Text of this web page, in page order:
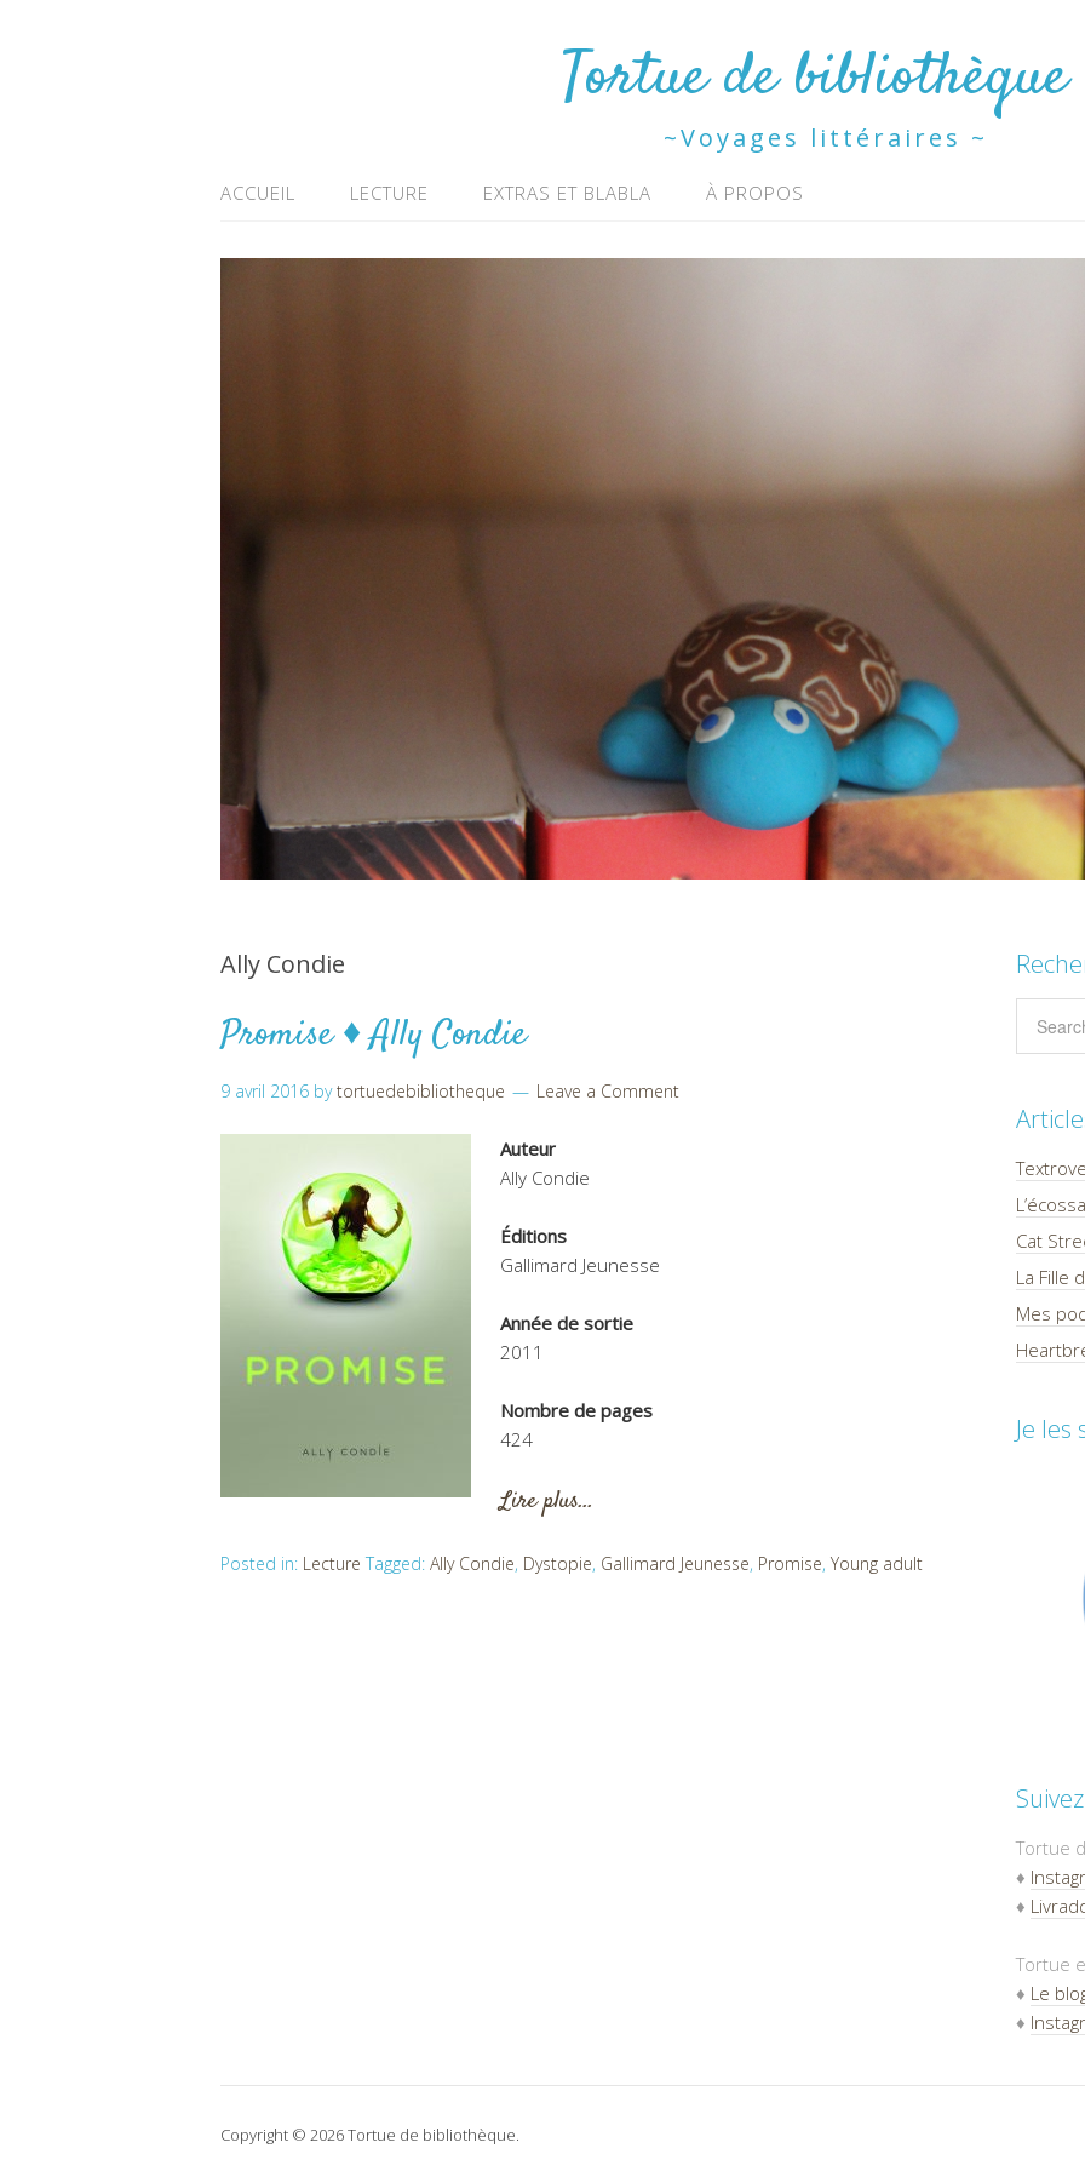
Tortue de bibliothèque
~Voyages littéraires ~
ACCUEIL LECTURE EXTRAS ET BLABLA À PROPOS
Ally Condie
Promise ♦ Ally Condie
9 avril 2016 bytortuedebibliotheque Leave a Comment
Auteur
Ally Condie
Éditions
Gallimard Jeunesse
Année de sortie
2011
Nombre de pages
424
Lire plus…
Posted in: Lecture Tagged: Ally Condie, Dystopie, Gallimard Jeunesse, Promise, Young adult
Cat
La Fille
Mes
Je les
Tortue
♦
♦
Tortue
♦ Le
♦
Copyright © 2026 Tortue de bibliothèque.